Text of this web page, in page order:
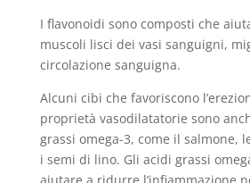
I flavonoidi sono composti che
muscoli lisci dei vasi sanguigni,
circolazione sanguigna.
Alcuni cibi che favoriscono
proprietà vasodilatatorie sono
grassi omega-3, come il salmone,
i semi di lino. Gli acidi grassi